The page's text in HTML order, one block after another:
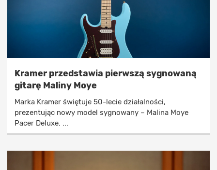
Kramer przedstawia pierwszą sygnowaną
gitarę Maliny Moye
Marka Kramer świętuje 50-lecie działalności,
prezentując nowy model sygnowany – Malina Moye
Pacer Deluxe. ...